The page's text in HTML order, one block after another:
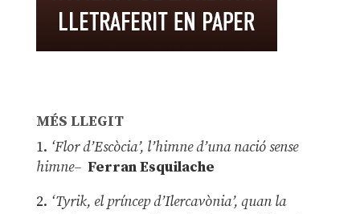
MÉS LLEGIT
1. ‘Flor d’Escòcia’, l’himne d’una nació sense
himne– Ferran Esquilache
2. ‘Tyrik, el príncep d’Ilercavònia’, quan la